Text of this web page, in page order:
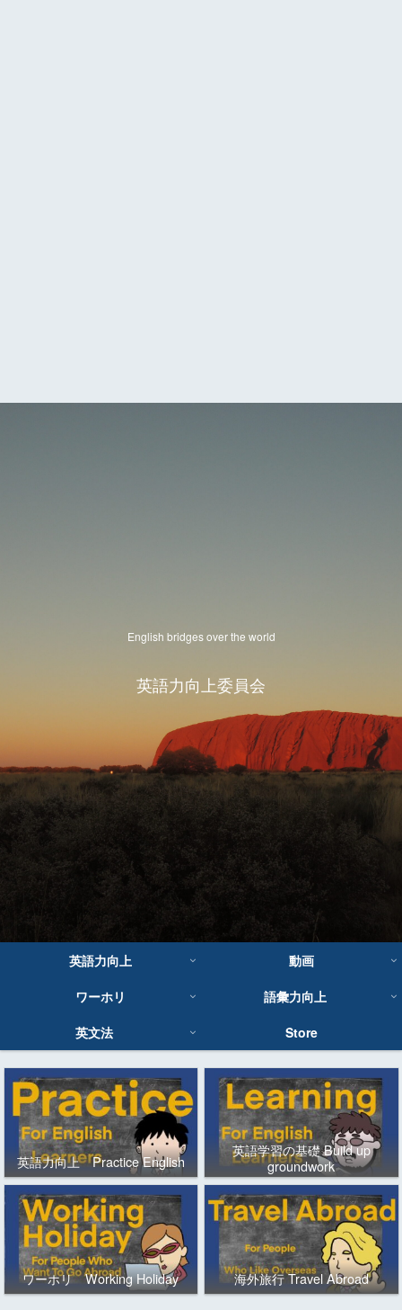
English bridges over the world
英語力向上委員会
英語力向上
動画
ワーホリ
語彙力向上
英文法
Store
英語力向上 Practice English
英語学習の基礎 Build up
groundwork
ワーホリ Working Holiday 海外旅行 Travel Abroad